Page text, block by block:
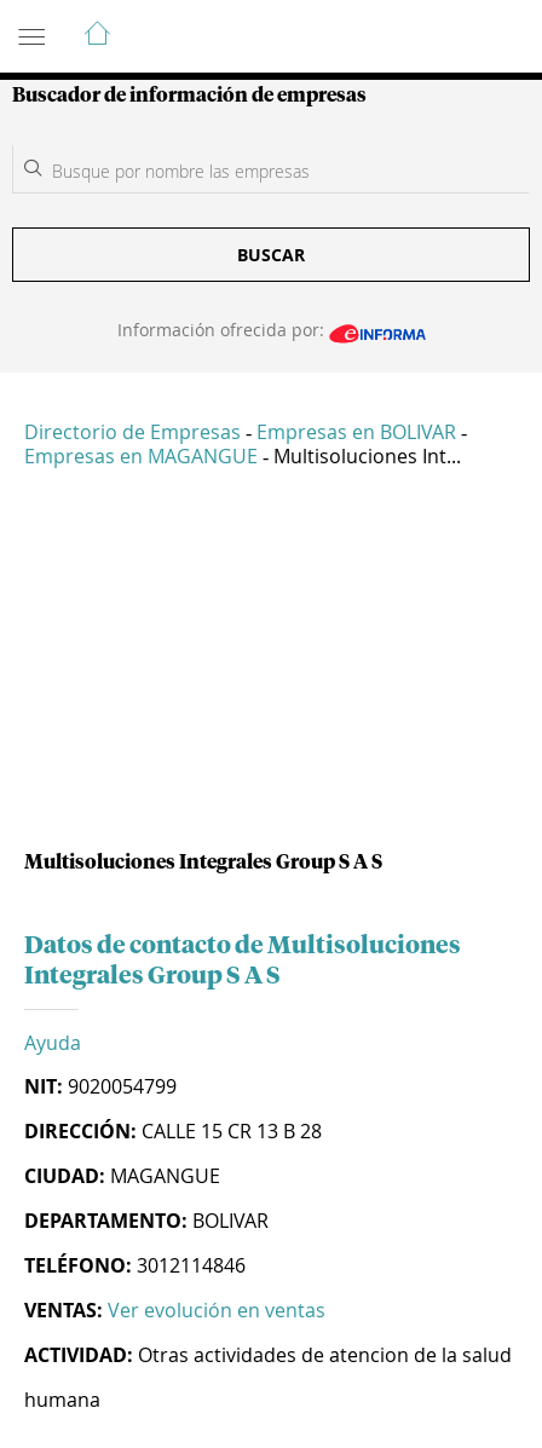
Guía de Empresas Colombianas
Buscador de información de empresas
BUSCAR
Información ofrecida por:
Directorio de Empresas - Empresas en BOLIVAR -
Empresas en MAGANGUE - Multisoluciones Int...
Multisoluciones Integrales Group S A S
Datos de contacto de Multisoluciones
Integrales Group S A S
Ayuda
NIT: 9020054799
DIRECCIÓN: CALLE 15 CR 13 B 28
CIUDAD: MAGANGUE
DEPARTAMENTO: BOLIVAR
TELÉFONO: 3012114846
VENTAS: Ver evolución en ventas
ACTIVIDAD: Otras actividades de atencion de la salud
humana